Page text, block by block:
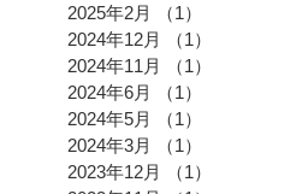
2025年2月
（1）
2024年12月
（1）
2024年11月
（1）
2024年6月
（1）
2024年5月
（1）
2024年3月
（1）
2023年12月
（1）